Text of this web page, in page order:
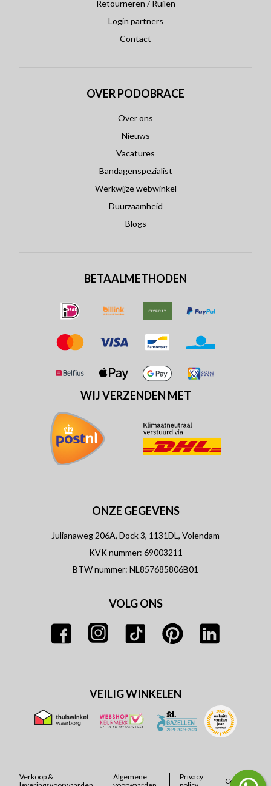
Retourneren / Ruilen
Login partners
Contact
OVER PODOBRACE
Over ons
Nieuws
Vacatures
Bandagenspezialist
Werkwijze webwinkel
Duurzaamheid
Blogs
BETAALMETHODEN
WIJ VERZENDEN MET
ONZE GEGEVENS
Julianaweg 206A, Dock 3, 1131DL, Volendam
KVK nummer: 69003211
BTW nummer: NL857685806B01
VOLG ONS
Verkoop &
Algemene
Privacy
Cookies
VEILIG WINKELEN